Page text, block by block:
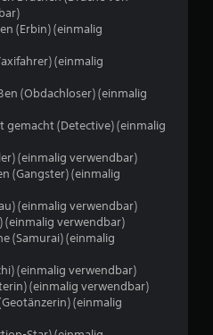
u
n
o
(Erbin) (einmalig
(einmalig
(Obdachloser) (einmalig
gemacht (Detective) (einmalig
(einmalig verwendbar)
(Gangster) (einmalig
(einmalig verwendbar)
(einmalig verwendbar)
(Samurai) (einmalig
(einmalig verwendbar)
(einmalig verwendbar)
(einmalig